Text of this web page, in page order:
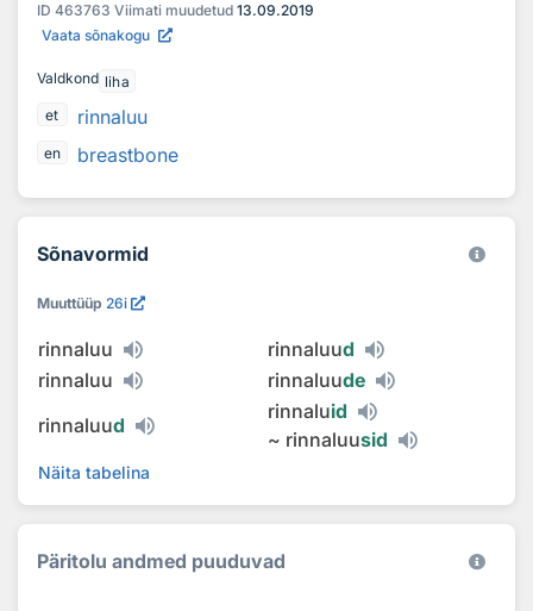
ID 463763 Viimati muudetud 13.09.2019
Vaata sõnakogu
Valdkond liha
et
rinnaluu
en breastbone
Sõnavormid
Muuttüüp 26i
rinnaluu rinnaluud
rinnaluu
rinnaluude
rinnaluud
rinnaluid
~ rinnaluusid
Näita tabelina
Päritolu andmed puuduvad